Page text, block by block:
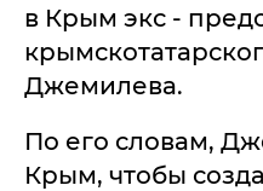
в Крым экс -
Джемилева.
По его словам,
Крым, чтобы